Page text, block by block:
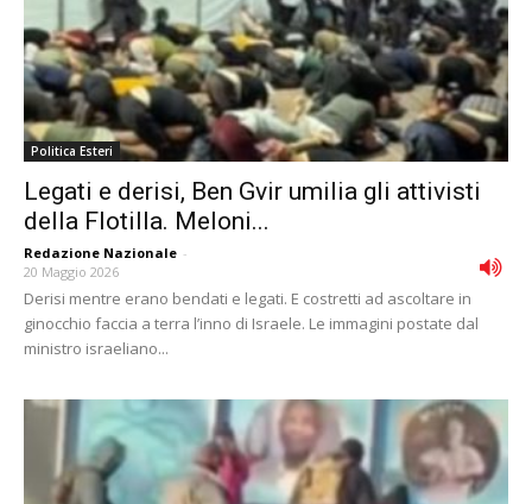
Politica Esteri
Legati e derisi, Ben Gvir umilia gli attivisti
della Flotilla. Meloni...
Redazione Nazionale -
20 Maggio 2026
Derisi mentre erano bendati e legati. E costretti ad ascoltare in
ginocchio faccia a terra l’inno di Israele. Le immagini postate dal
ministro israeliano...